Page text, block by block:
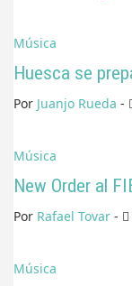
Música
Huesca se
Por Juanjo Rueda -
Música
New Order al
Por Rafael Tovar -
Música